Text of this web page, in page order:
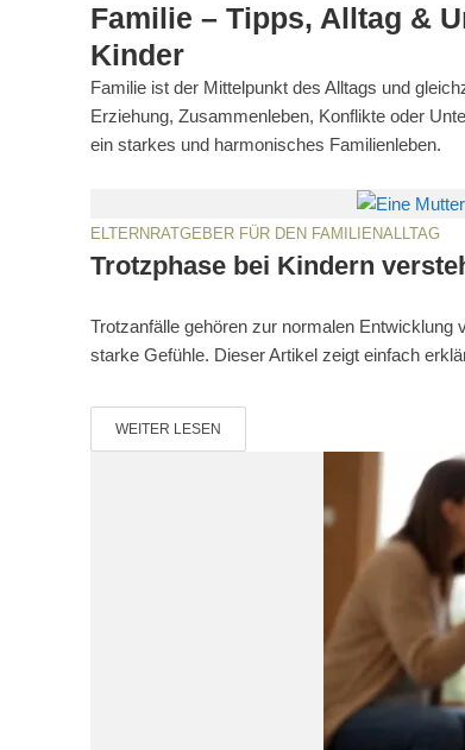
Familie – Tipps, Alltag &
Kinder
Familie ist der Mittelpunkt des Alltags und
Erziehung, Zusammenleben, Konflikte oder
ein starkes und harmonisches Familienleben.
ELTERNRATGEBER FÜR DEN FAMILIENALLTAG
Trotzphase bei Kindern
Trotzanfälle gehören zur normalen Entwicklung
starke Gefühle. Dieser Artikel zeigt einfach
WEITER LESEN